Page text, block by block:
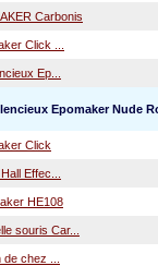
Carbonis
Click ...
Ep...
Epomaker Nude
Click
Effec...
HE108
souris Car...
chez ...